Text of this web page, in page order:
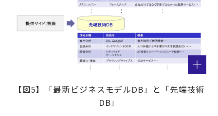
【図5】「最新ビジネスモデルDB」と「先端技術
DB」